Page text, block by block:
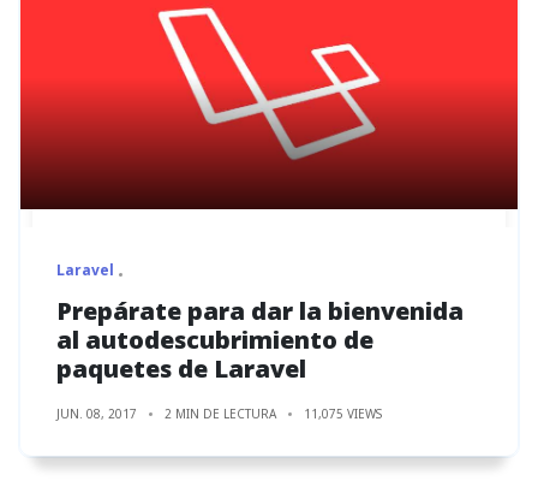
Laravel
Prepárate para dar la bienvenida
al autodescubrimiento de
paquetes de Laravel
JUN. 08, 2017 2 MIN DE LECTURA 11,075 VIEWS